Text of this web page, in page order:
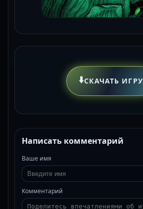
⬇️СКАЧАТЬ ИГРУ
Написать комментарий
Ваше имя
Комментарий